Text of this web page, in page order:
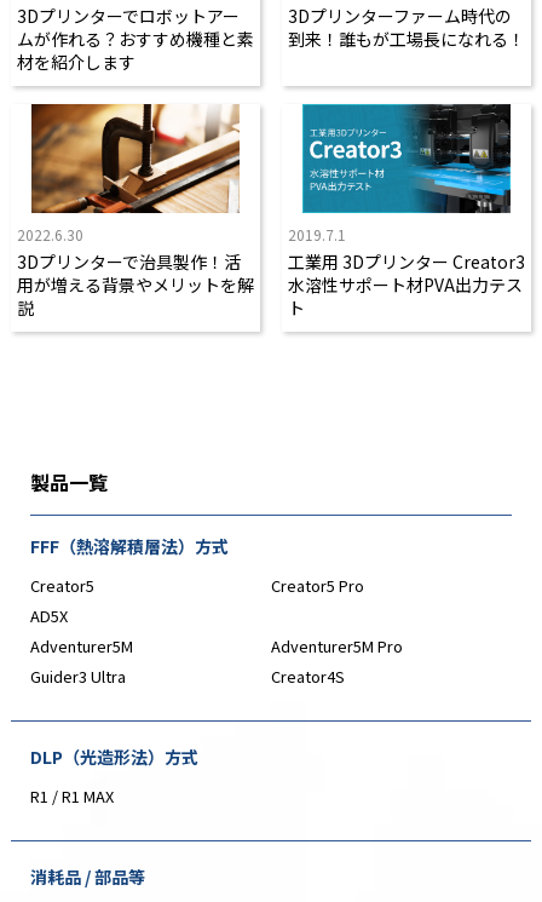
3Dプリンターでロボットアー
ムが作れる？おすすめ機種と素
材を紹介します
3Dプリンターファーム時代の
到来！誰もが工場長になれる！
2022.6.30
3Dプリンターで治具製作！活
用が増える背景やメリットを解
説
2019.7.1
工業用 3Dプリンター Creator3
水溶性サポート材PVA出力テス
ト
製品一覧
FFF（熱溶解積層法）方式
Creator5
Creator5 Pro
AD5X
Adventurer5M
Adventurer5M Pro
Guider3 Ultra
Creator4S
DLP（光造形法）方式
R1 / R1 MAX
消耗品 / 部品等